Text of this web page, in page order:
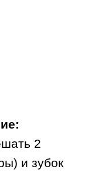
2
и зубок